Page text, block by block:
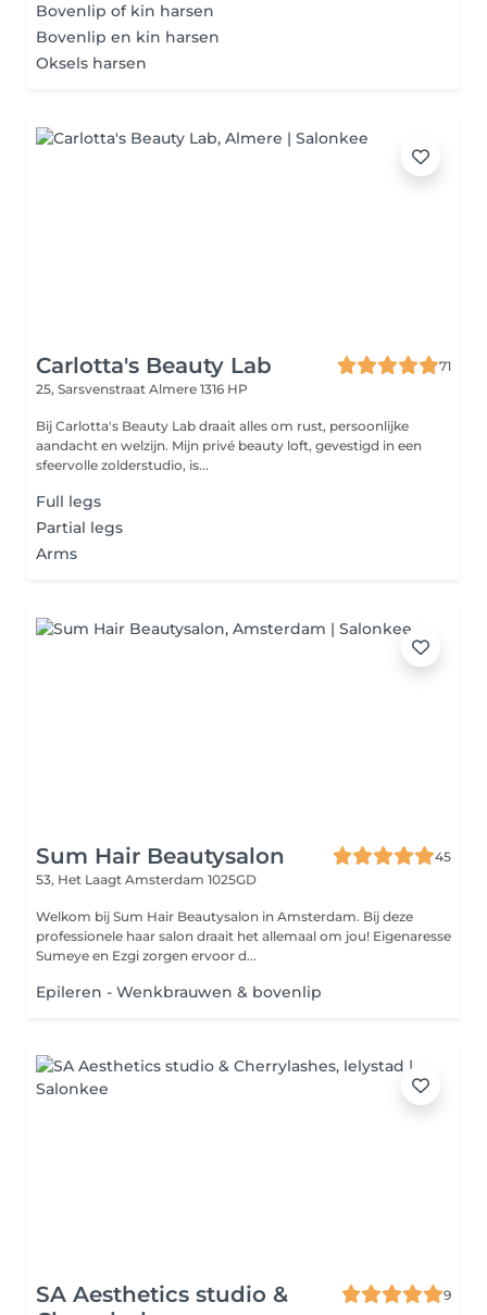
Bovenlip of kin harsen
Bovenlip en kin harsen
Oksels harsen
Carlotta's Beauty Lab
71
25, Sarsvenstraat Almere 1316 HP
Bij Carlotta's Beauty Lab draait alles om rust, persoonlijke
aandacht en welzijn. Mijn privé beauty loft, gevestigd in een
sfeervolle zolderstudio, is...
Full legs
Partial legs
Arms
Sum Hair Beautysalon
45
53, Het Laagt Amsterdam 1025GD
Welkom bij Sum Hair Beautysalon in Amsterdam. Bij deze
professionele haar salon draait het allemaal om jou! Eigenaresse
Sumeye en Ezgi zorgen ervoor d...
Epileren - Wenkbrauwen & bovenlip
SA Aesthetics studio &
9